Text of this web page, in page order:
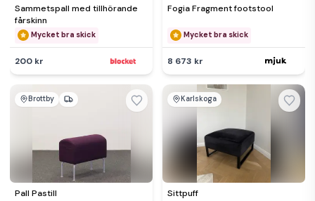
Sammetspall med tillhörande
fårskinn
Mycket bra skick
200 kr
Fogia Fragment footstool
Mycket bra skick
8 673 kr
Brottby
Pall Pastill
Karlskoga
Sittpuff